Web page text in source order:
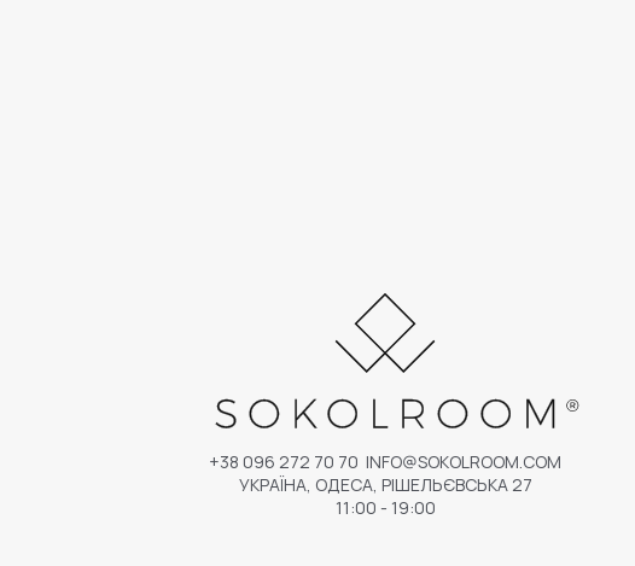
+38 096 272 70 70 INFO@SOKOLROOM.COM
УКРАЇНА, ОДЕСА, РІШЕЛЬЄВСЬКА 27
11:00 - 19:00